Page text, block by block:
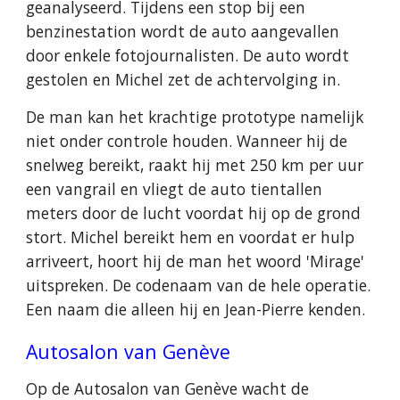
geanalyseerd. Tijdens een stop bij een
benzinestation wordt de auto aangevallen
door enkele fotojournalisten. De auto wordt
gestolen en Michel zet de achtervolging in.
De man kan het krachtige prototype namelijk
niet onder controle houden. Wanneer hij de
snelweg bereikt, raakt hij met 250 km per uur
een vangrail en vliegt de auto tientallen
meters door de lucht voordat hij op de grond
stort. Michel bereikt hem en voordat er hulp
arriveert, hoort hij de man het woord 'Mirage'
uitspreken. De codenaam van de hele operatie.
Een naam die alleen hij en Jean-Pierre kenden.
Autosalon van Genève
Op de Autosalon van Genève wacht de